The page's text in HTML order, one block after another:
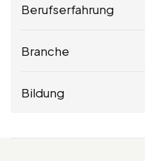
Berufserfahrung
Branche
Bildung